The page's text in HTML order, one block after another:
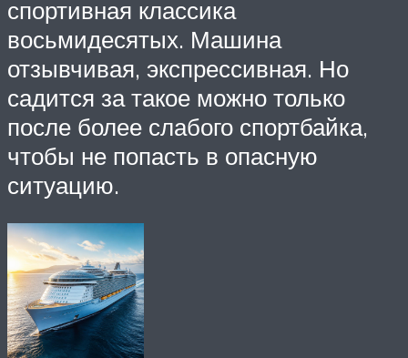
спортивная классика
восьмидесятых. Машина
отзывчивая, экспрессивная. Но
садится за такое можно только
после более слабого спортбайка,
чтобы не попасть в опасную
ситуацию.